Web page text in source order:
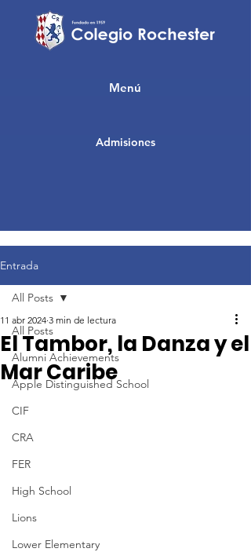
Admisiones
Menú
Entrada
All Posts
Alumni Achievements
Apple Distinguished School
CIF
CRA
FER
High School
Lions
Lower Elementary
All Posts
El Tambor, la Danza y el
Mar Caribe
11 abr 2024 3 min de lectura